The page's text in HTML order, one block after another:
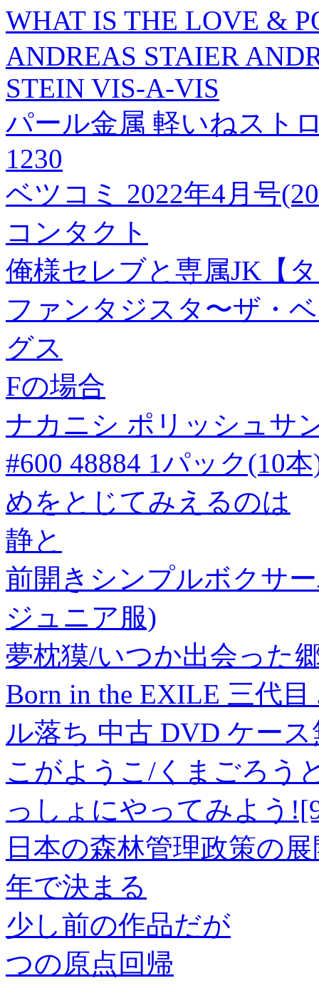
WHAT IS THE LOVE &
ANDREAS STAIER
STEIN VIS-A-VIS
パール金属 軽いねスト
1230
ベツコミ 2022年4月号
コンタクト
俺様セレブと専属JK【
ファンタジスタ〜ザ・
グス
Fの場合
ナカニシ ポリッシュサ
#600 48884 1パック(10
めをとじてみえるのは
静と
前開きシンプルボクサ
ジュニア服)
夢枕獏/いつか出会った
Born in the EXILE 三代
ル落ち 中古 DVD ケース
こがようこ/くまごろう
っしょにやってみよう
日本の森林管理政策の
年で決まる
少し前の作品だが
つの原点回帰